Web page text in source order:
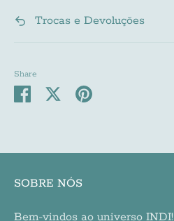
Trocas e Devoluções
Share
Share SharePin
SOBRE NÓS
Bem-vindos ao universo INDI!